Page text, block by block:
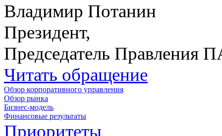
Владимир Потанин
Президент,
Председатель Правления
Читать обращение
Обзор корпоративного управления
Обзор рынка
Бизнес-модель
Финансовые результаты
Приоритеты